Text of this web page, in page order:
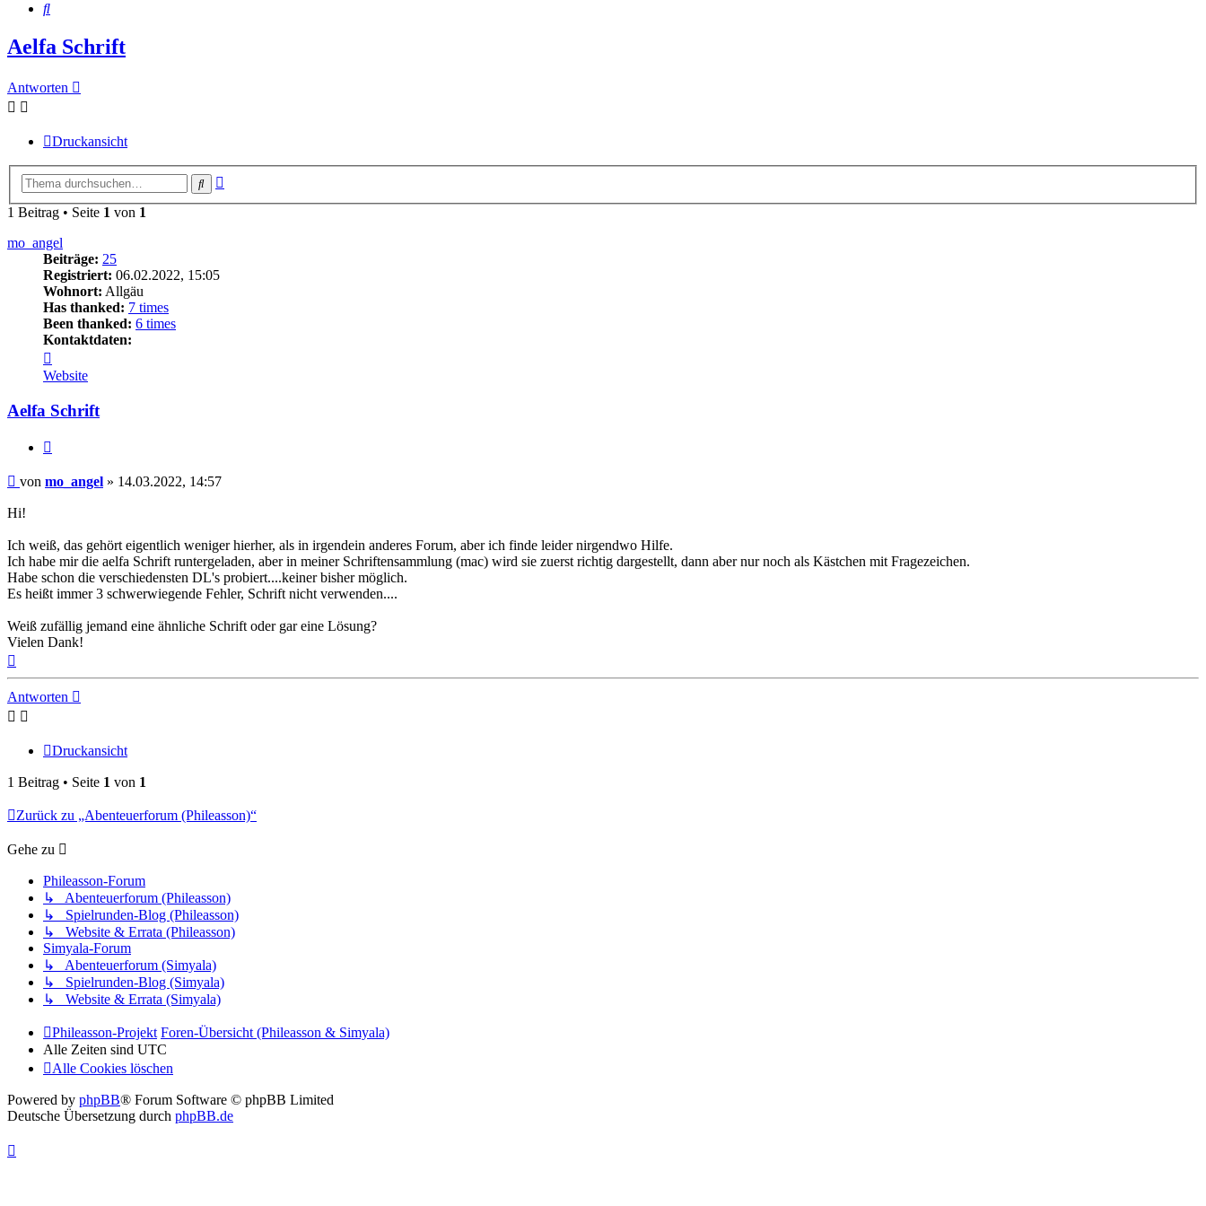
Suche
Aelfa Schrift
Antworten
Druckansicht
Suche
1 Beitrag • Seite 1 von 1
mo_angel
Beiträge: 25
Registriert: 06.02.2022, 15:05
Wohnort: Allgäu
Has thanked: 7 times
Been thanked: 6 times
Kontaktdaten:
von
mo_angel
Website
Aelfa Schrift
Beitrag
von mo_angel » 14.03.2022, 14:57
Hi!
Ich weiß, das gehört eigentlich weniger hierher, als in irgendein anderes Forum, aber ich finde leider nirgendwo Hilfe.
Ich habe mir die aelfa Schrift runtergeladen, aber in meiner Schriftensammlung (mac) wird sie zuerst richtig dargestellt, dann aber nur noch als Kästchen mit Fragezeichen.
Habe schon die verschiedensten DL's probiert....keiner bisher möglich.
Es heißt immer 3 schwerwiegende Fehler, Schrift nicht verwenden....
Weiß zufällig jemand eine ähnliche Schrift oder gar eine Lösung?
Vielen Dank!
Antworten
Druckansicht
1 Beitrag • Seite 1 von 1
Zurück zu „Abenteuerforum (Phileasson)“
Gehe zu
Phileasson-Forum
↳ Abenteuerforum (Phileasson)
↳ Spielrunden-Blog (Phileasson)
↳ Website & Errata (Phileasson)
Simyala-Forum
↳ Abenteuerforum (Simyala)
↳ Spielrunden-Blog (Simyala)
↳ Website & Errata (Simyala)
Phileasson-Projekt Foren-Übersicht (Phileasson & Simyala)
Alle Zeiten sind UTC
Alle Cookies löschen
Powered by phpBB® Forum Software © phpBB Limited
Deutsche Übersetzung durch phpBB.de